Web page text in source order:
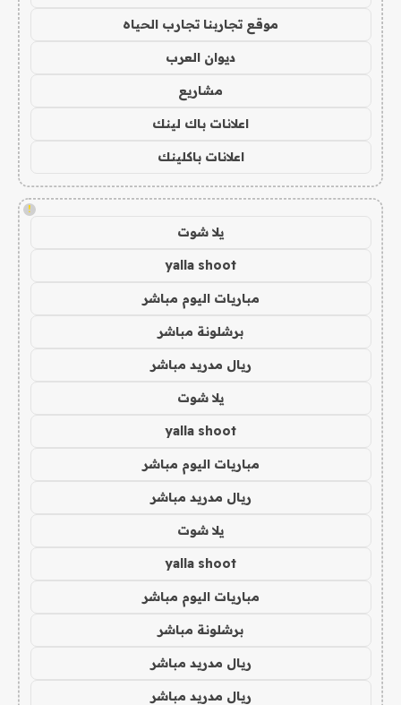
موقع تجاربنا تجارب الحياه
ديوان العرب
مشاريع
اعلانات باك لينك
اعلانات باكلينك
!
يلا شوت
yalla shoot
مباريات اليوم مباشر
برشلونة مباشر
ريال مدريد مباشر
يلا شوت
yalla shoot
مباريات اليوم مباشر
ريال مدريد مباشر
يلا شوت
yalla shoot
مباريات اليوم مباشر
برشلونة مباشر
ريال مدريد مباشر
ريال مدريد مباشر